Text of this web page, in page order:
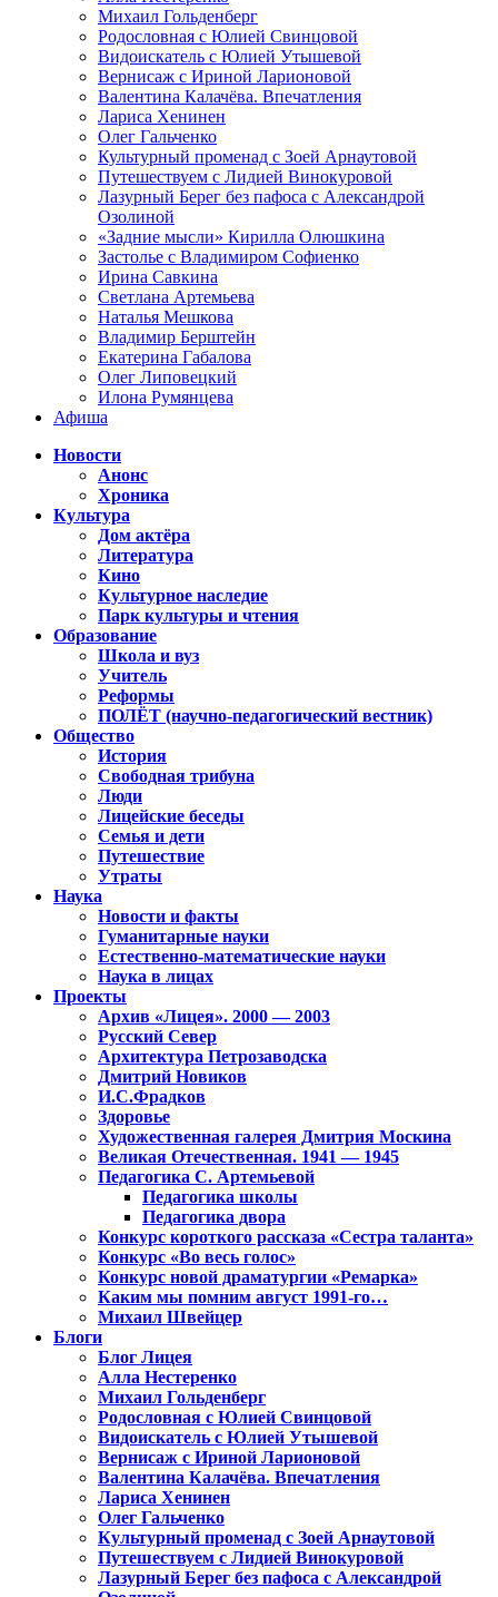
Михаил Гольденберг
Родословная с Юлией Свинцовой
Видоискатель с Юлией Утышевой
Вернисаж с Ириной Ларионовой
Валентина Калачёва. Впечатления
Лариса Хенинен
Олег Гальченко
Культурный променад с Зоей Арнаутовой
Путешествуем с Лидией Винокуровой
Лазурный Берег без пафоса с Александрой
Озолиной
«Задние мысли» Кирилла Олюшкина
Застолье с Владимиром Софиенко
Ирина Савкина
Светлана Артемьева
Наталья Мешкова
Владимир Берштейн
Екатерина Габалова
Олег Липовецкий
Илона Румянцева
Афиша
Новости
Анонс
Хроника
Культура
Дом актёра
Литература
Кино
Культурное наследие
Парк культуры и чтения
Образование
Школа и вуз
Учитель
Реформы
ПОЛЁТ (научно-педагогический вестник)
Общество
История
Свободная трибуна
Люди
Лицейские беседы
Семья и дети
Путешествие
Утраты
Наука
Новости и факты
Гуманитарные науки
Естественно-математические науки
Наука в лицах
Проекты
Архив «Лицея». 2000 — 2003
Русский Север
Архитектура Петрозаводска
Дмитрий Новиков
И.С.Фрадков
Здоровье
Художественная галерея Дмитрия Москина
Великая Отечественная. 1941 — 1945
Педагогика С. Артемьевой
Педагогика школы
Педагогика двора
Конкурс короткого рассказа «Сестра таланта»
Конкурс «Во весь голос»
Конкурс новой драматургии «Ремарка»
Каким мы помним август 1991-го…
Михаил Швейцер
Блоги
Блог Лицея
Алла Нестеренко
Михаил Гольденберг
Родословная с Юлией Свинцовой
Видоискатель с Юлией Утышевой
Вернисаж с Ириной Ларионовой
Валентина Калачёва. Впечатления
Лариса Хенинен
Олег Гальченко
Культурный променад с Зоей Арнаутовой
Путешествуем с Лидией Винокуровой
Лазурный Берег без пафоса с Александрой